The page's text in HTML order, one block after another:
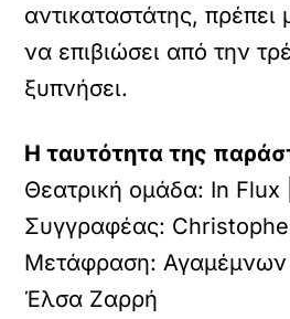
αντικαταστάτης, πρέπει
να επιβιώσει από την
ξυπνήσει.
Η ταυτότητα της
Θεατρική ομάδα: In
Συγγραφέας:
Μετάφραση:
Έλσα Ζαρρή